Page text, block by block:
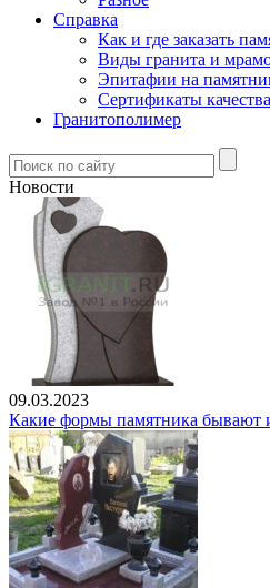
Справка
Как и где заказать
Виды гранита и
Эпитафии на
Сертификаты
Гранитополимер
Новости
09.03.2023
Какие формы памятника бывают